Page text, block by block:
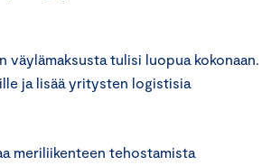
tulisi luopua kokonaan.
ja lisää yritysten logistisia
meriliikenteen tehostamista